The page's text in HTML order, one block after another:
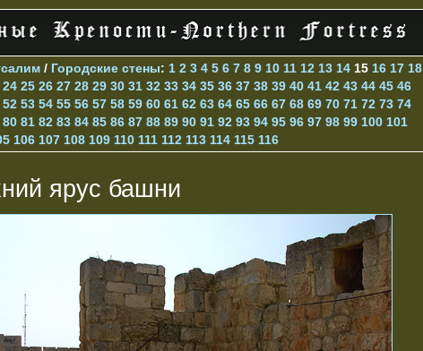
/ Городские стены: 1 2 3 4 5 6 7 8 9 10 11 12 13 14 15 16 17 18
24 25 26 27 28 29 30 31 32 33 34 35 36 37 38 39 40 41 42 43 44 45 46
52 53 54 55 56 57 58 59 60 61 62 63 64 65 66 67 68 69 70 71 72 73 74
80 81 82 83 84 85 86 87 88 89 90 91 92 93 94 95 96 97 98 99 100 101
106 107 108 109 110 111 112 113 114 115 116
ярус башни